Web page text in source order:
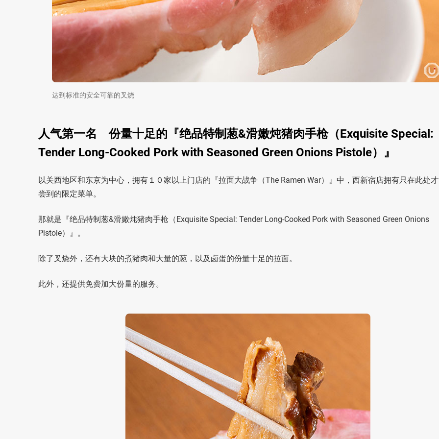
达到标准的安全可靠的叉烧
人气第一名 份量十足的『绝品特制葱&滑嫩炖猪肉手枪（Exquisite Special:
Tender Long-Cooked Pork with Seasoned Green Onions Pistole）』
以关西地区和东京为中心，拥有１０家以上门店的『拉面大战争（The Ramen War）』中，西新宿店拥有只在此处
尝到的限定菜单。
那就是『绝品特制葱&滑嫩炖猪肉手枪（Exquisite Special: Tender Long-Cooked Pork with Seasoned Green Onions
Pistole）』。
除了叉烧外，还有大块的煮猪肉和大量的葱，以及卤蛋的份量十足的拉面。
此外，还提供免费加大份量的服务。